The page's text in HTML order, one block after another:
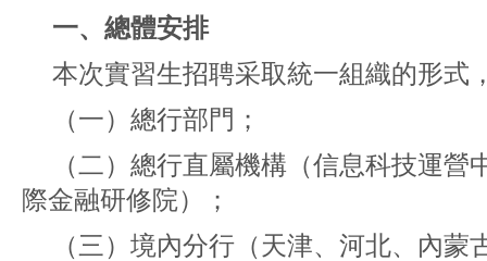
一、總體安排
本次實習生招聘采取統一組織的形式
（一）總行部門；
（二）總行直屬機構（信息科技運
際金融研修院）；
（三）境內分行（天津、河北、內